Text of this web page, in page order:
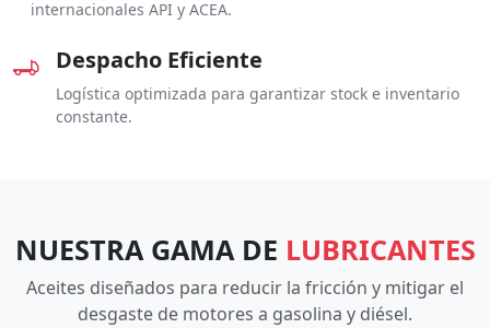
internacionales API y ACEA.
Despacho Eficiente
Logística optimizada para garantizar stock e inventario
constante.
NUESTRA GAMA DE LUBRICANTES
Aceites diseñados para reducir la fricción y mitigar el
desgaste de motores a gasolina y diésel.